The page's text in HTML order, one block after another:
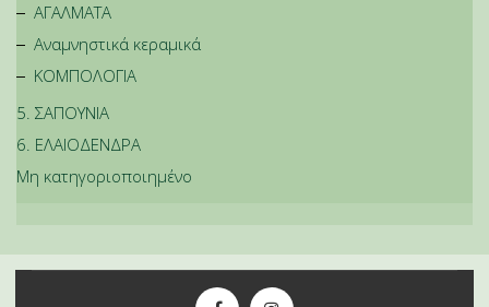
ΑΓΑΛΜΑΤΑ
Αναμνηστικά κεραμικά
ΚΟΜΠΟΛΟΓΙΑ
5. ΣΑΠΟΥΝΙΑ
6. ΕΛΑΙΟΔΕΝΔΡΑ
Μη κατηγοριοποιημένο